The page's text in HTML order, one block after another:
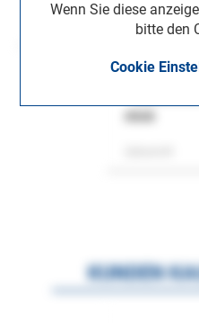
Wenn Sie diese
bitte den
Cookie
ASok
KUNDEN